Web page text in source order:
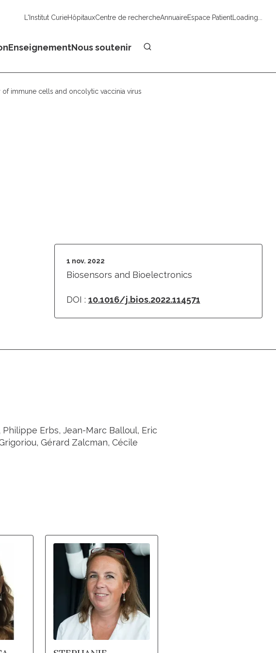
L'Institut CurieHôpitauxCentre de rechercheAnnuaireEspace PatientLoading...
EnseignementNous soutenir
immune cells and oncolytic vaccinia virus
1 nov. 2022
Biosensors and Bioelectronics
DOI : 10.1016/j.bios.2022.114571
Erbs, Jean-Marc Balloul, Eric
Gérard Zalcman, Cécile